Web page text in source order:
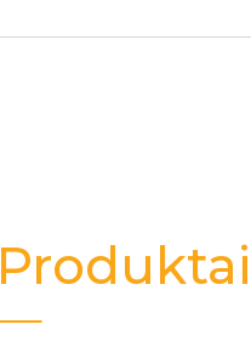
Produktai